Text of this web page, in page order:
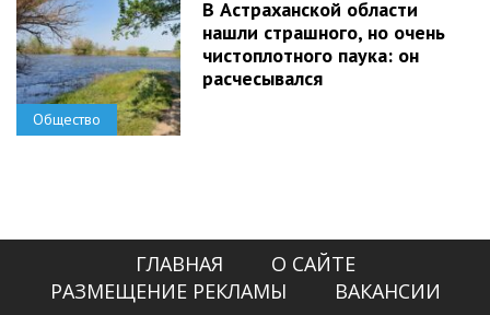
Общество
В Астраханской области
нашли страшного, но очень
чистоплотного паука: он
расчесывался
ГЛАВНАЯ
О САЙТЕ
РАЗМЕЩЕНИЕ РЕКЛАМЫ
ВАКАНСИИ